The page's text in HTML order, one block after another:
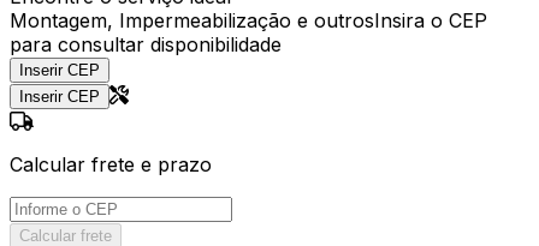
Montagem, Impermeabilização e outrosInsira o CEP
para consultar disponibilidade
Inserir CEP
Inserir CEP
Calcular frete e prazo
Calcular frete